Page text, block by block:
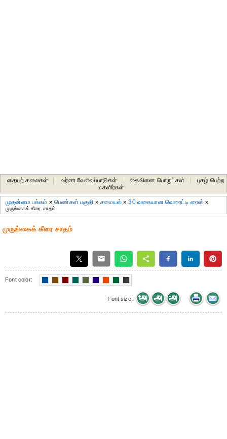
தையற் கலைகள் வர்ண வேலைப்பாடுகள் கைவினை பொருட்கள்
புகழ் பெற்ற
மகளிர்கள்
முதன்மை பக்கம் »பெண்கள் பகுதி »சமையல்»30 வகையான வெரைட்டி ரைஸ் »
முருங்கைக் கீரை சாதம்
முருங்கைக் கீரை சாதம்
Font color:
Font size: